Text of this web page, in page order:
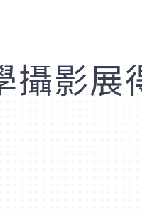
攝影展